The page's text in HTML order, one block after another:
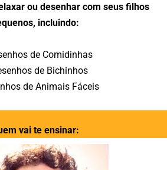
ou desenhar com seus filhos
incluindo:
de Comidinhas
de Bichinhos
de Animais Fáceis
vai te ensinar: